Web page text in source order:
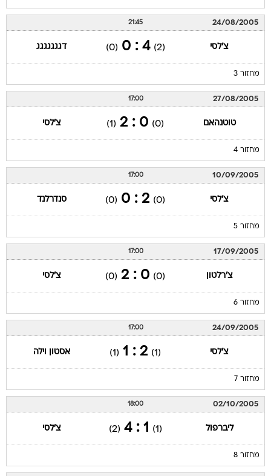
24/08/2005
21:45
צ'לסי (2)
4 : 0
(0) דגגגגגגג
מחזור 3
27/08/2005
17:00
טוטנהאם (0)
0 : 2
(1) צ'לסי
מחזור 4
10/09/2005
17:00
צ'לסי (0)
2 : 0
(0) סנדרלנד
מחזור 5
17/09/2005
17:00
צ'רלטון (0)
0 : 2
(0) צ'לסי
מחזור 6
24/09/2005
17:00
צ'לסי (1)
2 : 1
(1) אסטון וילה
מחזור 7
02/10/2005
18:00
ליברפול (1)
1 : 4
(2) צ'לסי
מחזור 8